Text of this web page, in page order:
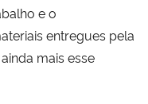
e o
entregues pela
mais esse